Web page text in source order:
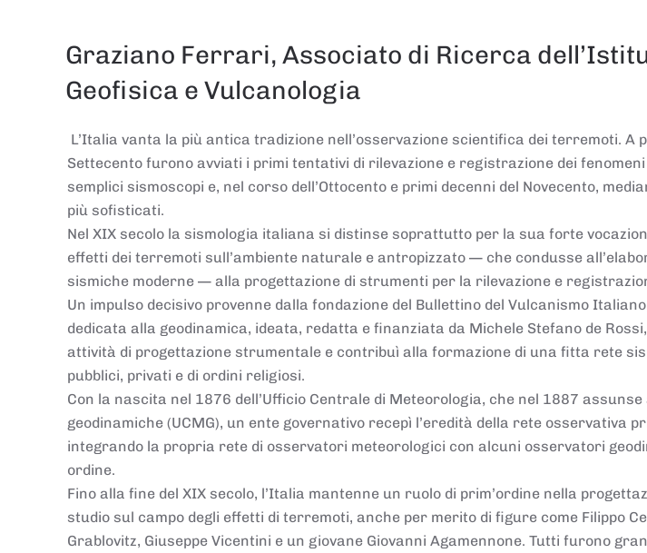
Graziano Ferrari, Associato di Ricerca
Geofisica e Vulcanologia
L’Italia vanta la più antica tradizione nell’osservazione scientifica dei terremoti. A
Settecento furono avviati i primi tentativi di rilevazione e registrazione dei
semplici sismoscopi e, nel corso dell’Ottocento e primi decenni del Novecento,
più sofisticati.
Nel XIX secolo la sismologia italiana si distinse soprattutto per la sua forte
effetti dei terremoti sull’ambiente naturale e antropizzato — che condusse
sismiche moderne — alla progettazione di strumenti per la rilevazione e
Un impulso decisivo provenne dalla fondazione del Bullettino del Vulcanismo
dedicata alla geodinamica, ideata, redatta e finanziata da Michele Stefano de
attività di progettazione strumentale e contribuì alla formazione di una fitta rete
pubblici, privati e di ordini religiosi.
Con la nascita nel 1876 dell’Ufficio Centrale di Meteorologia, che nel 1887
geodinamiche (UCMG), un ente governativo recepì l’eredità della rete osservativa
integrando la propria rete di osservatori meteorologici con alcuni osservatori
ordine.
Fino alla fine del XIX secolo, l’Italia mantenne un ruolo di prim’ordine nella
studio sul campo degli effetti di terremoti, anche per merito di figure come Filippo
Grablovitz, Giuseppe Vicentini e un giovane Giovanni Agamennone. Tutti furono